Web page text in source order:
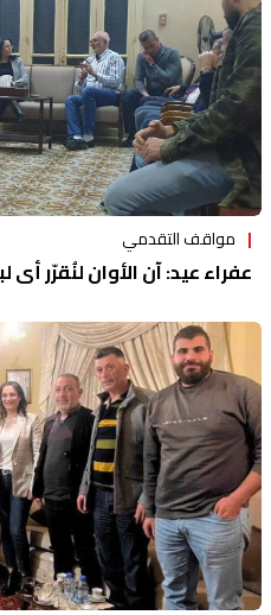
مواقف التقدمي
عفراء عيد: آن الأوان لنُقرّر أي